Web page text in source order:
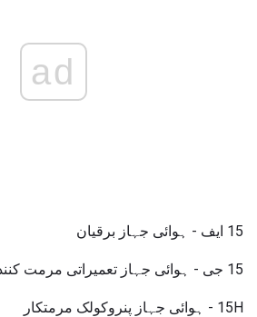
ad
15 ایف - ہوائی جہاز برقیان
15 جی - ہوائی جہاز تعمیراتی مرمت کنندہ
15H - ہوائی جہاز پنروکولک مرمتکار